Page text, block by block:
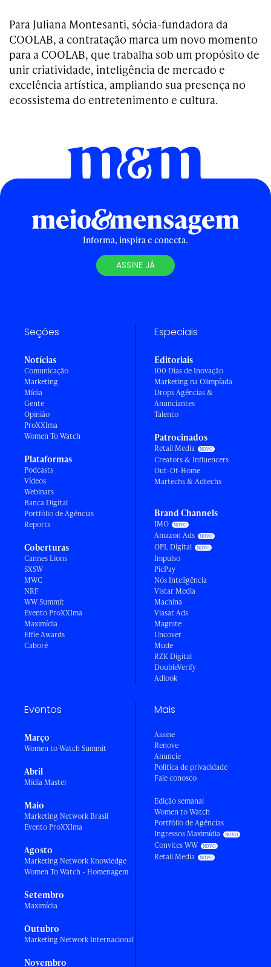
Para Juliana Montesanti, sócia-fundadora da
COOLAB, a contratação marca um novo momento
para a COOLAB, que trabalha sob um propósito de
unir criatividade, inteligência de mercado e
excelência artística, ampliando sua presença no
ecossistema do entretenimento e cultura.
Informa, inspira e conecta.
ASSINE JÁ
Seções
Notícias
Comunicação
Marketing
Mídia
Gente
Opinião
ProXXIma
Women To Watch
Plataformas
Podcasts
Vídeos
Webinars
Banca Digital
Portfólio de Agências
Reports
Coberturas
Cannes Lions
SXSW
MWC
NRF
WW Summit
Evento ProXXIma
Maximídia
Effie Awards
Caboré
Especiais
Editoriais
100 Dias de Inovação
Marketing na Olimpíada
Drops Agências &
Anunciantes
Talento
Patrocinados
Retail Media
Creators & Influencers
Out-Of-Home
Martechs & Adtechs
Brand Channels
IMO
Amazon Ads
OPL Digital
Impulso
PicPay
Nós Inteligência
Vistar Media
Machina
Viasat Ads
Magnite
Uncover
Mude
RZK Digital
DoubleVerify
Adlook
Eventos
Março
Women to Watch Summit
Abril
Mídia Master
Maio
Marketing Network Brasil
Evento ProXXIma
Agosto
Marketing Network Knowledge
Women To Watch - Homenagem
Setembro
Maximídia
Outubro
Marketing Network Internacional
Novembro
Mais
Assine
Renove
Anuncie
Política de privacidade
Fale conosco
Edição semanal
Women to Watch
Portfólio de Agências
Ingressos Maximídia
Convites WW
Retail Media